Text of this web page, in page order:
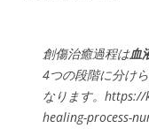
創傷治癒過程は血
4つの段階に分け
なります。
healing-process-